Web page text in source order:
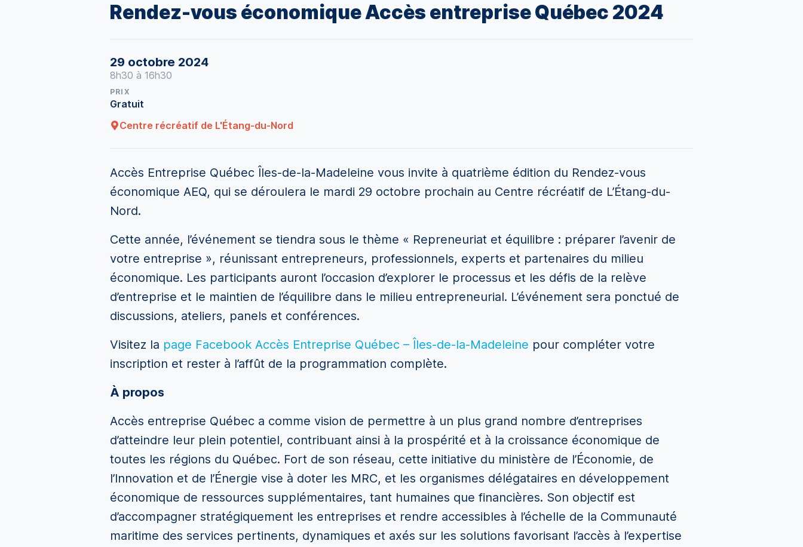
Rendez-vous économique Accès entreprise Québec 2024
29 octobre 2024
8h30 à 16h30
PRIX
Gratuit
Centre récréatif de L'Étang-du-Nord
Accès Entreprise Québec Îles-de-la-Madeleine vous invite à quatrième édition du Rendez-vous
économique AEQ, qui se déroulera le mardi 29 octobre prochain au Centre récréatif de L’Étang-du-
Nord.
Cette année, l’événement se tiendra sous le thème « Repreneuriat et équilibre : préparer l’avenir de
votre entreprise », réunissant entrepreneurs, professionnels, experts et partenaires du milieu
économique. Les participants auront l’occasion d’explorer le processus et les défis de la relève
d’entreprise et le maintien de l’équilibre dans le milieu entrepreneurial. L’événement sera ponctué de
discussions, ateliers, panels et conférences.
Visitez la page Facebook Accès Entreprise Québec – Îles-de-la-Madeleine pour compléter votre
inscription et rester à l’affût de la programmation complète.
À propos
Accès entreprise Québec a comme vision de permettre à un plus grand nombre d’entreprises
d’atteindre leur plein potentiel, contribuant ainsi à la prospérité et à la croissance économique de
toutes les régions du Québec. Fort de son réseau, cette initiative du ministère de l’Économie, de
l’Innovation et de l’Énergie vise à doter les MRC, et les organismes délégataires en développement
économique de ressources supplémentaires, tant humaines que financières. Son objectif est
d’accompagner stratégiquement les entreprises et rendre accessibles à l’échelle de la Communauté
maritime des services pertinents, dynamiques et axés sur les solutions favorisant l’accès à l’expertise